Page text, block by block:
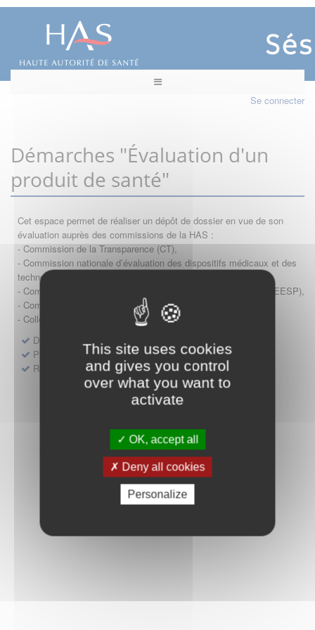
This site uses cookies
and gives you control
over what you want to
activate
OK, accept all
Deny all cookies
Personalize
Se connecter
Démarches "Évaluation d'un
produit de santé"
Cet espace permet de réaliser un dépôt de dossier en vue de son
évaluation auprès des commissions de la HAS :
- Commission de la Transparence (CT),
- Commission nationale d’évaluation des dispositifs médicaux et des
technologies de santé (CNEDiMTS),
- Commission d'évaluation économique et de santé publique (CEESP),
- Commission technique des vaccinations (CTV)
- Collège HAS (Forfait innovation : DM, DM-DIV, actes)
Dépôt d'un dossier pour un produit de santé
Protocoles d'études post-inscription
Rencontres précoces